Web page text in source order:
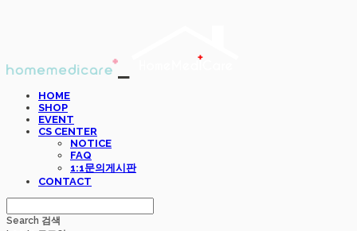
HOME
SHOP
EVENT
CS CENTER
NOTICE
FAQ
1:1문의게시판
CONTACT
Search 검색